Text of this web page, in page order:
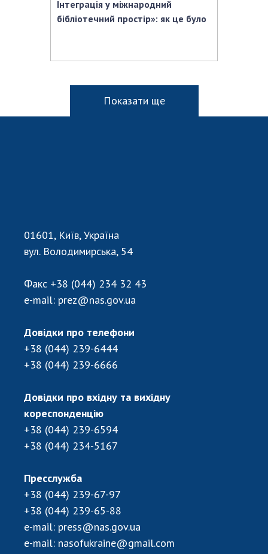
Інтеграція у міжнародний
бібліотечний простір»: як це було
Показати ще
01601, Київ, Україна
вул. Володимирська, 54
Факс +38 (044) 234 32 43
e-mail: prez@nas.gov.ua
Довідки про телефони
+38 (044) 239-6444
+38 (044) 239-6666
Довідки про вхідну та вихідну
кореспонденцію
+38 (044) 239-6594
+38 (044) 234-5167
Пресслужба
+38 (044) 239-67-97
+38 (044) 239-65-88
e-mail: press@nas.gov.ua
e-mail: nasofukraine@gmail.com